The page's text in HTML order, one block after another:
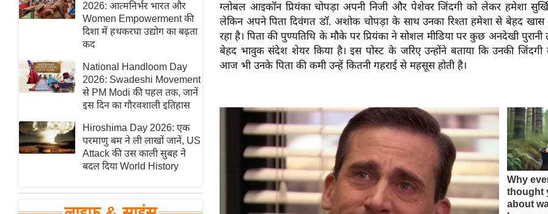
न्यूज ब्रीफ
मनोरंजन जगत
बॉलीवुड
हॉलीवुड
फिल्म समीक्षा
Breaking
News
लाइफस्टाइल
टेक्नॉलॉजी
घरेलू नुस्खे
2026: आत्मनिर्भर भारत और
Women Empowerment की
दिशा में हथकरघा उद्योग का बढ़ता
कद
National Handloom Day
2026: Swadeshi Movement
से PM Modi की पहल तक, जानें
इस दिन का गौरवशाली इतिहास
Hiroshima Day 2026: एक
परमाणु बम ने ली लाखों जानें, US
Attack की उस काली सुबह ने
बदल दिया World History
ग्लोबल आइकॉन प्रियंका चोपड़ा अपनी निजी और पेशेवर जिंदगी को लेकर हमेशा
लेकिन अपने पिता दिवंगत डॉ. अशोक चोपड़ा के साथ उनका रिश्ता हमेशा से बेहद
रहा है। पिता की पुण्यतिथि के मौके पर प्रियंका ने सोशल मीडिया पर कुछ अनदेखी
बेहद भावुक संदेश शेयर किया है। इस पोस्ट के जरिए उन्होंने बताया कि उनकी
आज भी उनके पिता की कमी उन्हें कितनी गहराई से महसूस होती है।